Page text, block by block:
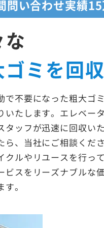
問い合わせ実績
ミを回
で不要になった粗大ゴ
いたします。エレベー
タッフが迅速に回収い
ら、当社にご相談くだ
クルやリユースを行っ
ビスをリーズナブルな
。